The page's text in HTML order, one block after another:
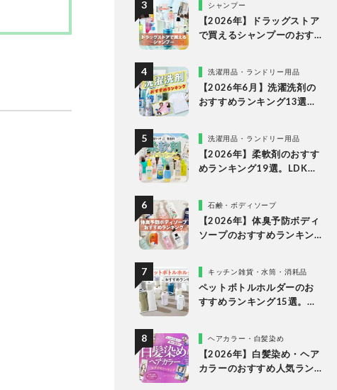
シャンプー
【2026年】ドラッグストア
で買えるシャンプーのおす
比較洗濯用品・ランドリー用品
【2026年6月】洗濯洗剤の
おすすめランキング13選。
検証洗濯用品・ランドリー用品
【2026年】柔軟剤のおすす
めランキング19選。LDKが
石鹸・ボディソープ
【2026年】体臭予防ボディ
ソープのおすすめランキン
キッチン雑貨・水筒・消耗品
ペットボトルホルダーのお
すすめランキング15選。
ヘアカラー・白髪染め
【2026年】白髪染め・ヘア
カラーのおすすめ人気ラン